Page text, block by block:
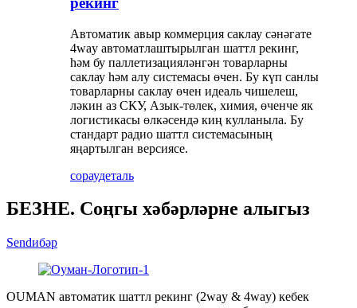
Автоматик авыр коммерция саклау сәнәгате
4way автоматлаштырылган шаттл рекинг,
һәм бу паллетизацияләнгән товарларны
саклау һәм алу системасы өчен. Бу күп санлы
товарларны саклау өчен идеаль чишелеш,
ләкин аз СКУ, Азык-төлек, химия, өченче як
логистикасы өлкәсендә киң кулланыла. Бу
стандарт радио шаттл системасының
яңартылган версиясе.
сораудеталь
БЕЗНЕ. Соңгы хәбәрләрне алыгыз
Sendибәр
OUMAN автоматик шаттл рекинг (2way & 4way) кебек